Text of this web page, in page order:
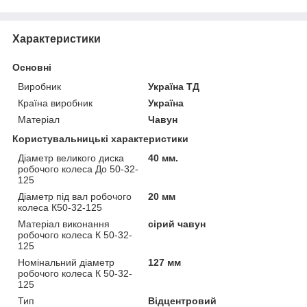
Характеристики
Основні
Виробник
Україна ТД
Країна виробник
Україна
Матеріал
Чавун
Користувальницькі характеристики
Діаметр великого диска
робочого колеса До 50-32-
125
40 мм.
Діаметр під вал робочого
колеса К50-32-125
20 мм
Матеріал виконання
робочого колеса К 50-32-
125
сірий чавун
Номінальний діаметр
робочого колеса К 50-32-
125
127 мм
Тип Відцентровий